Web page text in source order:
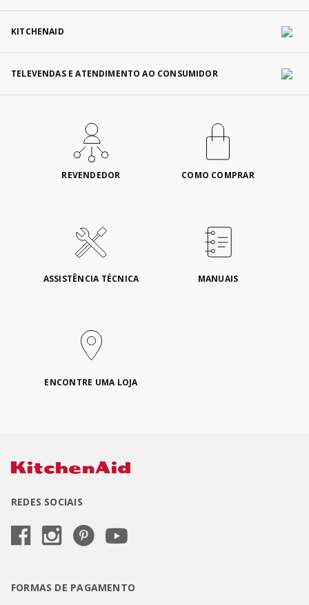
KITCHENAID
TELEVENDAS E ATENDIMENTO AO CONSUMIDOR
REVENDEDOR COMO COMPRAR
ASSISTÊNCIA TÉCNICA MANUAIS
ENCONTRE UMA LOJA
REDES SOCIAIS
FORMAS DE PAGAMENTO